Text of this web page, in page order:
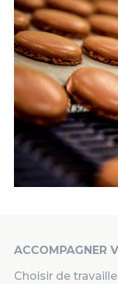
ACCOMPAGNER
Choisir de